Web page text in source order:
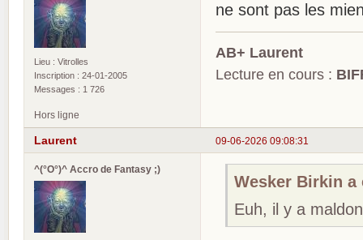
Lieu : Vitrolles
Inscription : 24-01-2005
Messages : 1 726
ne sont pas les
AB+ Laurent
Lecture en cours :
Hors ligne
09-06-2026 09:08:31
Laurent
^(°O°)^ Accro de Fantasy ;)
Wesker Birkin a
Euh, il y a